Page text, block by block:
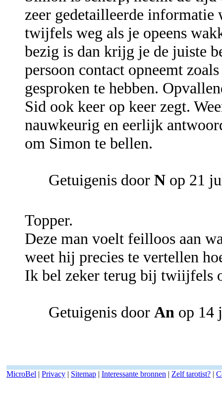
zeer gedetailleerde
twijfels weg als je opeens
bezig is dan krijg je de juiste
persoon contact opneemt
gesproken te hebben.
Sid ook keer op keer zegt.
nauwkeurig en eerlijk
om Simon te bellen.
Getuigenis door N op 21
Topper.
Deze man voelt feilloos aan
weet hij precies te vertellen
Ik bel zeker terug bij twiijfels
Getuigenis door An op 14
MicroBel | Privacy | Sitemap | Interessante bronnen | Zelf tarotist? |